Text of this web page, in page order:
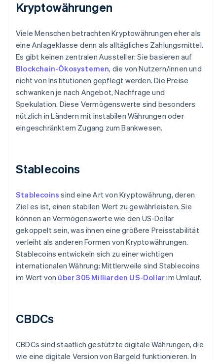
Kryptowährungen
Viele Menschen betrachten Kryptowährungen eher als
eine Anlageklasse denn als alltägliches Zahlungsmittel.
Es gibt keinen zentralen Aussteller: Sie basieren auf
Blockchain-Ökosystemen, die von Nutzern/innen und
nicht von Institutionen gepflegt werden. Die Preise
schwanken je nach Angebot, Nachfrage und
Spekulation. Diese Vermögenswerte sind besonders
nützlich in Ländern mit instabilen Währungen oder
eingeschränktem Zugang zum Bankwesen.
Stablecoins
Stablecoins sind eine Art von Kryptowährung, deren
Ziel es ist, einen stabilen Wert zu gewährleisten. Sie
können an Vermögenswerte wie den US-Dollar
gekoppelt sein, was ihnen eine größere Preisstabilität
verleiht als anderen Formen von Kryptowährungen.
Stablecoins entwickeln sich zu einer wichtigen
internationalen Währung: Mittlerweile sind Stablecoins
im Wert von über 305 Milliarden US-Dollarim Umlauf.
CBDCs
CBDCs sind staatlich gestützte digitale Währungen, die
wie eine digitale Version von Bargeld funktionieren. In